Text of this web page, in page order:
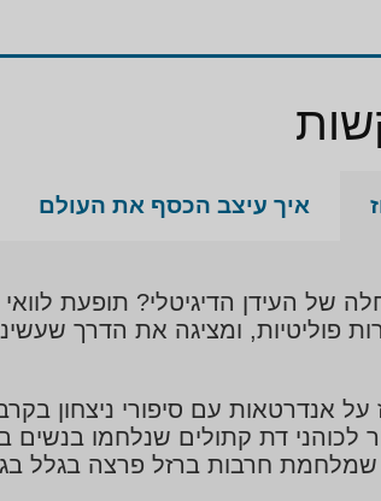
איך עיצב הכסף את העולם
של העידן הדיגיטלי? תופעת
פוליטיות, ומציגה את הדרך
על אנדרטאות עם סיפורי ניצחון
לכוהני דת קתולים שנלחמו
שמלחמת חרבות ברזל פרצה בגלל